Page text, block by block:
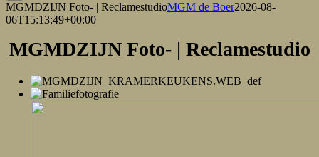
MGMDZIJN Foto- | ReclamestudioMGM de Boer2026-08-
06T15:13:49+00:00
MGMDZIJN Foto- | Reclamestudio